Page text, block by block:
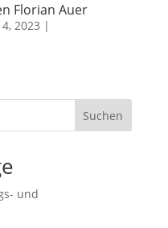
Wissen
Florian Auer
2023 |
Suchen
und